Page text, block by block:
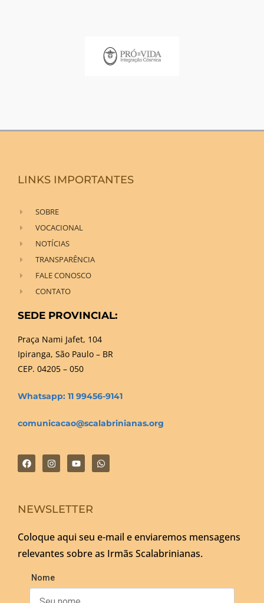
LINKS IMPORTANTES
SOBRE
VOCACIONAL
NOTÍCIAS
TRANSPARÊNCIA
FALE CONOSCO
CONTATO
SEDE PROVINCIAL:
Praça Nami Jafet, 104
Ipiranga, São Paulo – BR
CEP. 04205 – 050
Whatsapp: 11 99456-9141
comunicacao@scalabrinianas.org
NEWSLETTER
Coloque aqui seu e-mail e enviaremos mensagens
relevantes sobre as Irmãs Scalabrinianas.
Nome